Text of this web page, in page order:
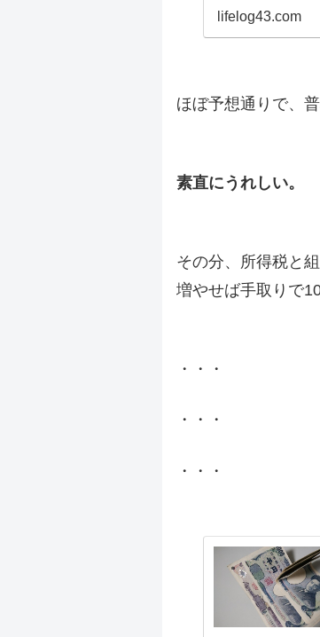
lifelog43.com
ほぼ予想通りで、
素直にうれしい。
その分、所得税と
増やせば手取りで
・・・
・・・
・・・